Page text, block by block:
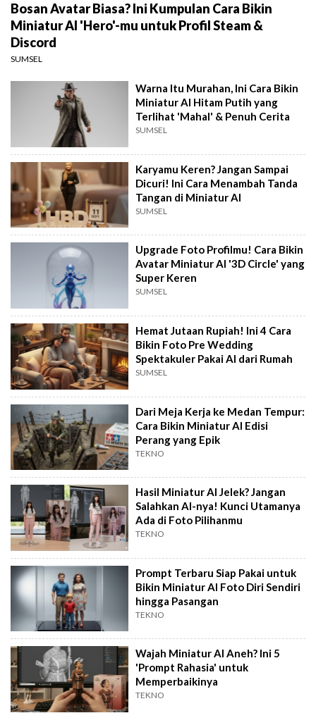
Bosan Avatar Biasa? Ini Kumpulan Cara Bikin
Miniatur AI 'Hero'-mu untuk Profil Steam &
Discord
SUMSEL
Warna Itu Murahan, Ini Cara Bikin
Miniatur AI Hitam Putih yang
Terlihat 'Mahal' & Penuh Cerita
SUMSEL
Karyamu Keren? Jangan Sampai
Dicuri! Ini Cara Menambah Tanda
Tangan di Miniatur AI
SUMSEL
Upgrade Foto Profilmu! Cara Bikin
Avatar Miniatur AI '3D Circle' yang
Super Keren
SUMSEL
Hemat Jutaan Rupiah! Ini 4 Cara
Bikin Foto Pre Wedding
Spektakuler Pakai AI dari Rumah
SUMSEL
Dari Meja Kerja ke Medan Tempur:
Cara Bikin Miniatur AI Edisi
Perang yang Epik
TEKNO
Hasil Miniatur AI Jelek? Jangan
Salahkan AI-nya! Kunci Utamanya
Ada di Foto Pilihanmu
TEKNO
Prompt Terbaru Siap Pakai untuk
Bikin Miniatur AI Foto Diri Sendiri
hingga Pasangan
TEKNO
Wajah Miniatur AI Aneh? Ini 5
'Prompt Rahasia' untuk
Memperbaikinya
TEKNO